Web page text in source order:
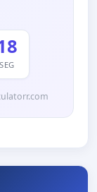
SEG